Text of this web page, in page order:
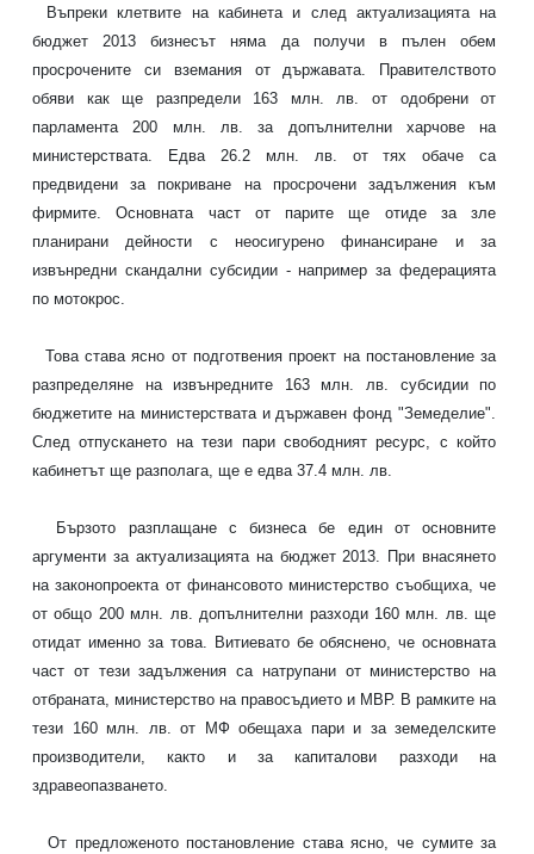
Въпреки клетвите на кабинета и след актуализацията на
бюджет 2013 бизнесът няма да получи в пълен обем
просрочените си вземания от държавата. Правителството
обяви как ще разпредели 163 млн. лв. от одобрени от
парламента 200 млн. лв. за допълнителни харчове на
министерствата. Едва 26.2 млн. лв. от тях обаче са
предвидени за покриване на просрочени задължения към
фирмите. Основната част от парите ще отиде за зле
планирани дейности с неосигурено финансиране и за
извънредни скандални субсидии - например за федерацията
по мотокрос.
Това става ясно от подготвения проект на постановление за
разпределяне на извънредните 163 млн. лв. субсидии по
бюджетите на министерствата и държавен фонд "Земеделие".
След отпускането на тези пари свободният ресурс, с който
кабинетът ще разполага, ще е едва 37.4 млн. лв.
Бързото разплащане с бизнеса бе един от основните
аргументи за актуализацията на бюджет 2013. При внасянето
на законопроекта от финансовото министерство съобщиха, че
от общо 200 млн. лв. допълнителни разходи 160 млн. лв. ще
отидат именно за това. Витиевато бе обяснено, че основната
част от тези задължения са натрупани от министерство на
отбраната, министерство на правосъдието и МВР. В рамките на
тези 160 млн. лв. от МФ обещаха пари и за земеделските
производители, както и за капиталови разходи на
здравеопазването.
От предложеното постановление става ясно, че сумите за